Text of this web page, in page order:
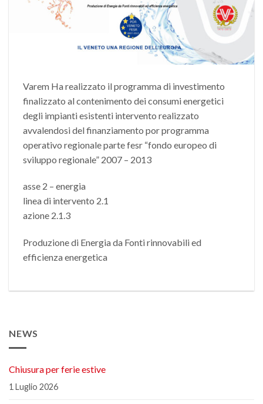
Varem Ha realizzato il programma di investimento
finalizzato al contenimento dei consumi energetici
degli impianti esistenti intervento realizzato
avvalendosi del finanziamento por programma
operativo regionale parte fesr “fondo europeo di
sviluppo regionale” 2007 – 2013
asse 2 – energia
linea di intervento 2.1
azione 2.1.3
Produzione di Energia da Fonti rinnovabili ed
efficienza energetica
NEWS
Chiusura per ferie estive
1 Luglio 2026